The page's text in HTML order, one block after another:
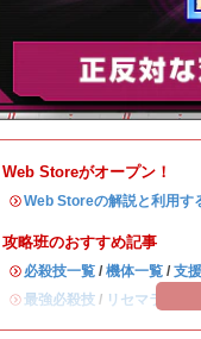
Web Storeがオープン！
・Web Storeの解説と利用す
攻略班のおすすめ記事
・ 必殺技一覧 / 機体一覧 / 支
・最強必殺技 / リセマラ当た